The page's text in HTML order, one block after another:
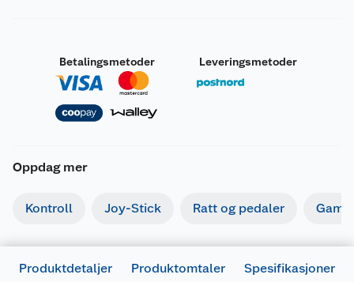
Betalingsmetoder Leveringsmetoder
Oppdag mer
Kontroll Joy-Stick Ratt og pedaler
Produktdetaljer Produktomtaler Spesifikasjoner